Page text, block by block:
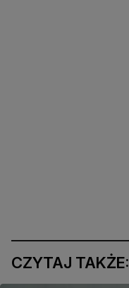
CZYTAJ TAKŻE: